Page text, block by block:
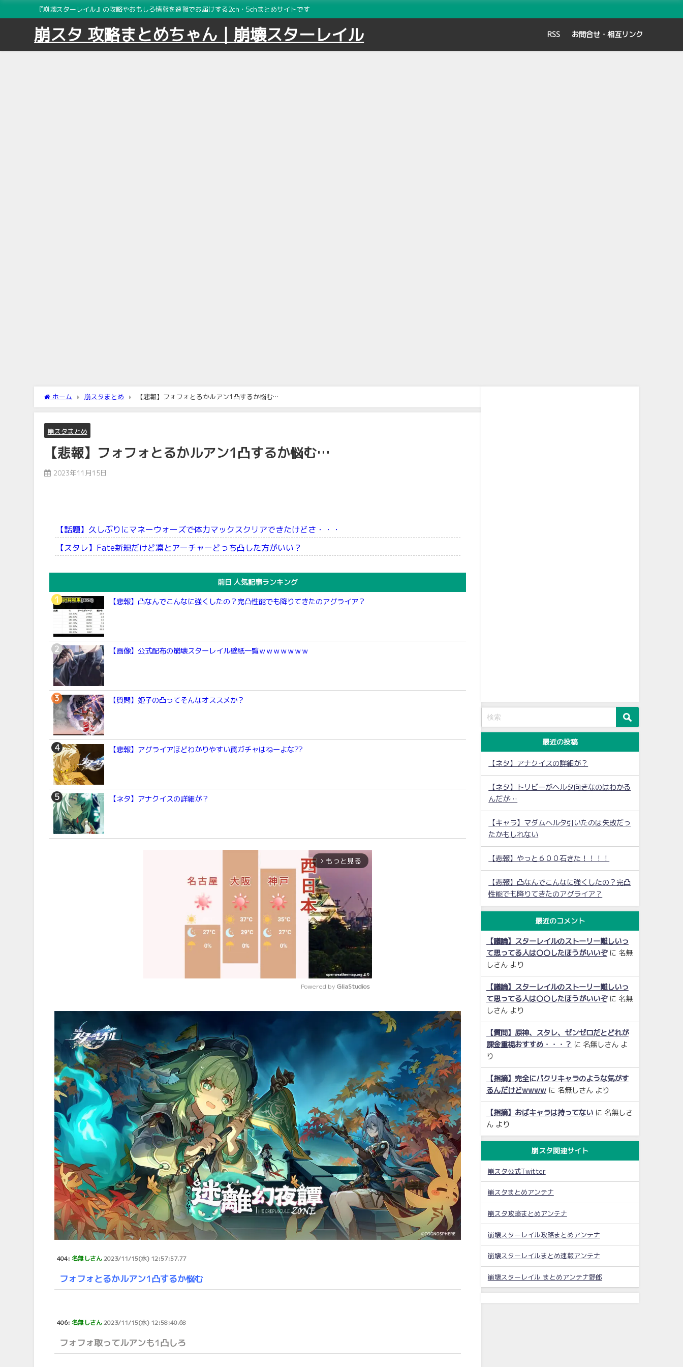
『崩壊スターレイル』の攻略やおもしろ情報を速報でお届けする2ch・5chまとめサイトです
崩スタ 攻略まとめちゃん｜崩壊スターレイル RSS お問合せ・相互リンク
ホーム 崩スタまとめ 【悲報】フォフォとるかルアン1凸するか悩む…
崩スタまとめ
【悲報】フォフォとるかルアン1凸するか悩む…
2023年11月15日
【話題】久しぶりにマネーウォーズで体力マックスクリアできたけどさ・・・
【スタレ】Fate新規だけど凛とアーチャーどっち凸した方がいい？
前日 人気記事ランキング
【悲報】凸なんでこんなに強くしたの？完凸性能でも降りてきたのアグライア？
【画像】公式配布の崩壊スターレイル壁紙一覧ｗｗｗｗｗｗｗ
【質問】姫子の凸ってそんなオススメか？
【悲報】アグライアほどわかりやすい罠ガチャはねーよな??
【ネタ】アナクイスの詳細が？
arrow_forward_ios もっと見る
Powered by GliaStudios
404:名無しさん2023/11/15(水) 12:57:57.77
フォフォとるかルアン1凸するか悩む
406:名無しさん2023/11/15(水) 12:58:40.68
フォフォ取ってルアンも1凸しろ
最近の投稿
【ネタ】アナクイスの詳細が？
【ネタ】トリビーがヘルタ向きなのはわかる
んだが…
【キャラ】マダムヘルタ引いたのは失敗だっ
たかもしれない
【悲報】やっと６００石きた！！！！
【悲報】凸なんでこんなに強くしたの？完凸
性能でも降りてきたのアグライア？
最近のコメント
【議論】スターレイルのストーリー難しいっ
て思ってる人は〇〇したほうがいいぞに 名無
しさんより
【議論】スターレイルのストーリー難しいっ
て思ってる人は〇〇したほうがいいぞに 名無
しさんより
【質問】原神、スタレ、ゼンゼロだとどれが
課金重視おすすめ・・・？ に 名無しさんよ
り
【指摘】完全にパクリキャラのような気がす
るんだけどwwwwに 名無しさんより
【指摘】おばキャラは持ってないに 名無しさ
んより
崩スタ関連サイト
崩スタ公式Twitter
崩スタまとめアンテナ
崩スタ攻略まとめアンテナ
崩壊スターレイル攻略まとめアンテナ
崩壊スターレイルまとめ速報アンテナ
崩壊スターレイル まとめアンテナ野郎